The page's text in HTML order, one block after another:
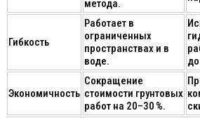
метода.
Гибкость
Работает в
ограниченных
пространствах и в
воде.
Экономичность
Сокращение
стоимости грунтовых
работ на 20–30 %.